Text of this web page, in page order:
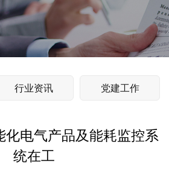
行业资讯 党建工作
化电气产品及能耗监控系
统在工